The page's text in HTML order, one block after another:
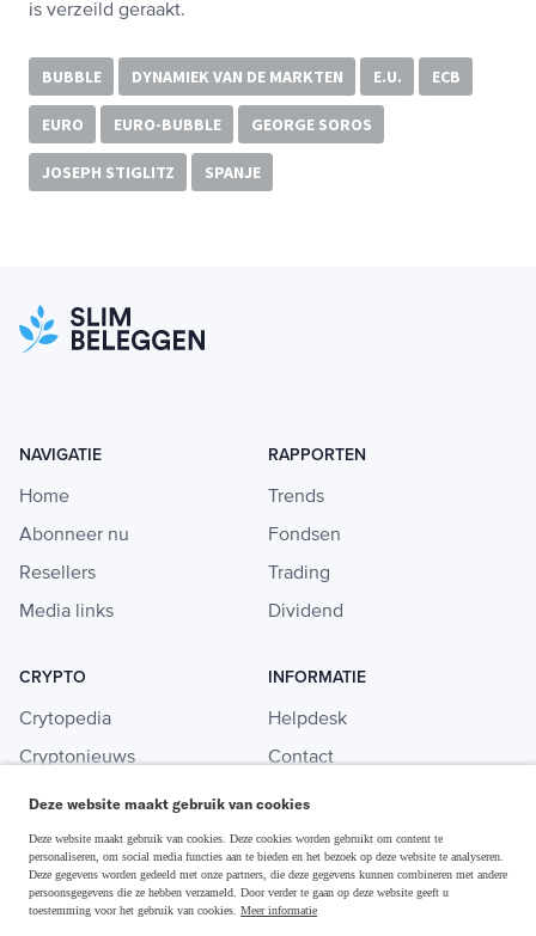
is verzeild geraakt.
BUBBLE DYNAMIEK VAN DE MARKTEN E.U. ECB
EURO EURO-BUBBLE GEORGE SOROS
JOSEPH STIGLITZ SPANJE
NAVIGATIE
Home
Abonneer nu
Resellers
Media links
RAPPORTEN
Trends
Fondsen
Trading
Dividend
CRYPTO
Crytopedia
Cryptonieuws
Crypto koopgids
Investeren in crypto
INFORMATIE
Helpdesk
Contact
Adverteren
Disclaimer & Privacy
Deze website maakt gebruik van cookies
Deze website maakt gebruik van cookies. Deze cookies worden gebruikt om content te
personaliseren, om social media functies aan te bieden en het bezoek op deze website te analyseren.
Deze gegevens worden gedeeld met onze partners, die deze gegevens kunnen combineren met andere
persoonsgegevens die ze hebben verzameld. Door verder te gaan op deze website geeft u
toestemming voor het gebruik van cookies. Meer informatie